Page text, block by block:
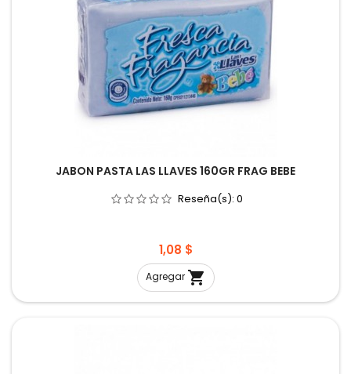
JABON PASTA LAS LLAVES 160GR FRAG BEBE
Reseña(s): 0
Precio
1,08 $
Agregar 